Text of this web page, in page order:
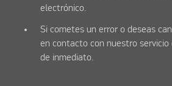
electrónico.
Si cometes un error o deseas
en contacto con nuestro
de inmediato.